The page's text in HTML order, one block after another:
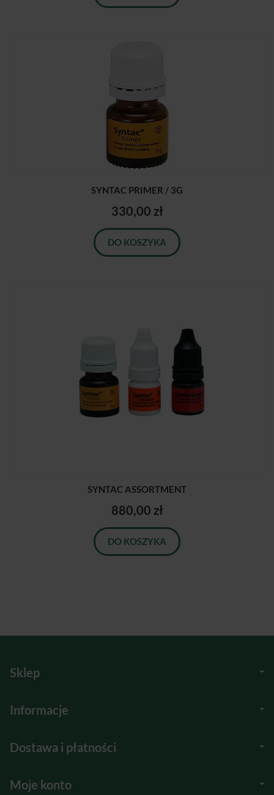
SYNTAC PRIMER / 3G
330,00 zł
DO KOSZYKA
SYNTAC ASSORTMENT
880,00 zł
DO KOSZYKA
Sklep
Informacje
Dostawa i płatności
Moje konto